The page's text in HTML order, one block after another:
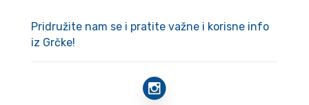
Pridružite nam se i pratite važne i korisne info
iz Grčke!